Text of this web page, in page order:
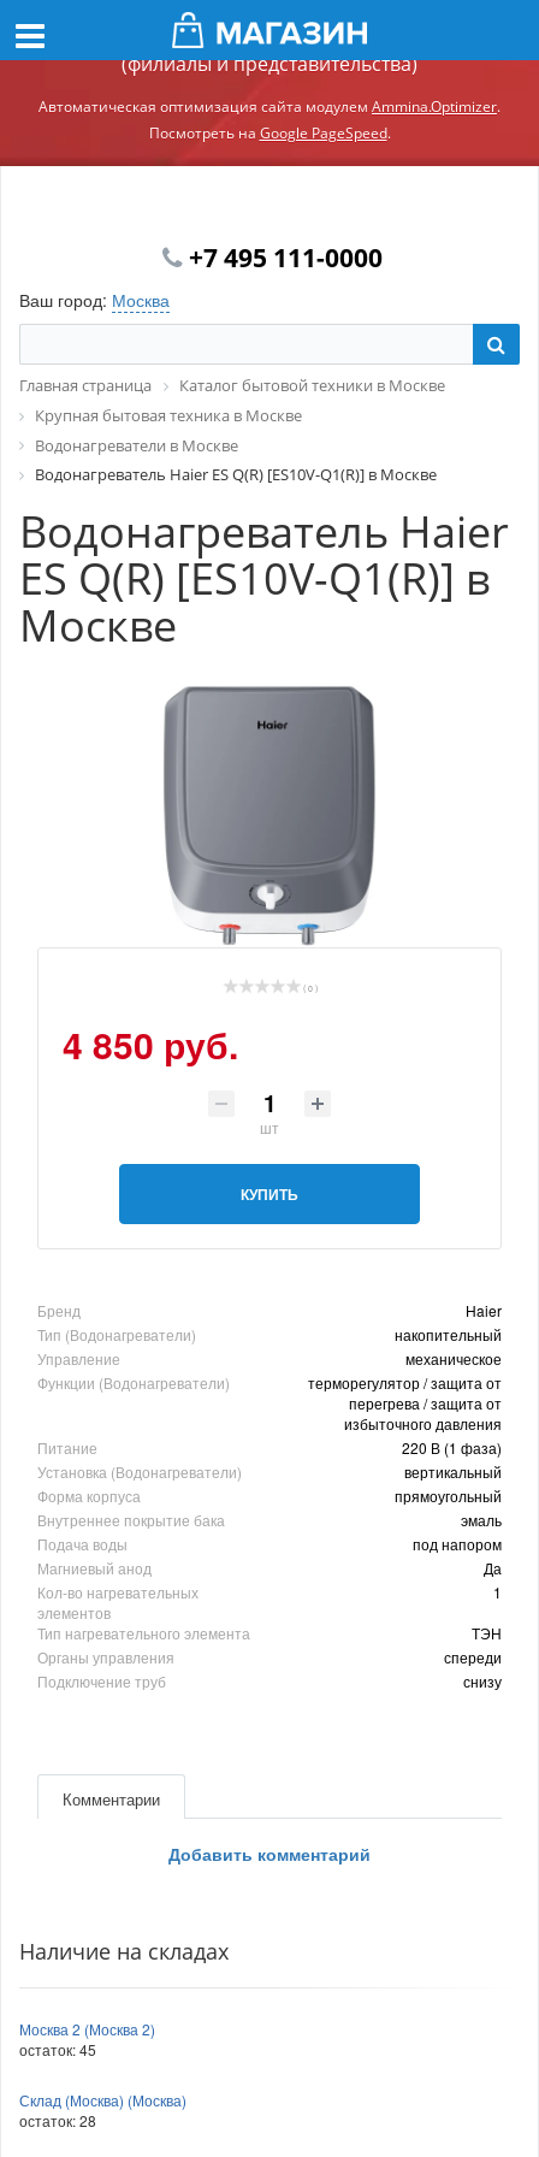
Демонстрационный сайт модуля Ammina.Регионы
(филиалы и представительства)
Автоматическая оптимизация сайта модулем Ammina.Optimizer.
Посмотреть на Google PageSpeed.
+7 495 111-0000
Ваш город: Москва
Главная страница
Каталог бытовой техники в Москве
Крупная бытовая техника в Москве
Водонагреватели в Москве
Водонагреватель Haier ES Q(R) [ES10V-Q1(R)] в Москве
Водонагреватель Haier
ES Q(R) [ES10V-Q1(R)] в
Москве
( 0 )
4 850 руб.
шт
КУПИТЬ
Бренд
Haier
Тип (Водонагреватели)
накопительный
Управление
механическое
Функции (Водонагреватели)
терморегулятор / защита от
перегрева / защита от
избыточного давления
Питание
220 В (1 фаза)
Установка (Водонагреватели)
вертикальный
Форма корпуса
прямоугольный
Внутреннее покрытие бака
эмаль
Подача воды
под напором
Магниевый анод
Да
Кол-во нагревательных
элементов
1
Тип нагревательного элемента
ТЭН
Органы управления
спереди
Подключение труб
снизу
Комментарии
Добавить комментарий
Наличие на складах
Москва 2 (Москва 2)
остаток:45
Склад (Москва) (Москва)
остаток:28